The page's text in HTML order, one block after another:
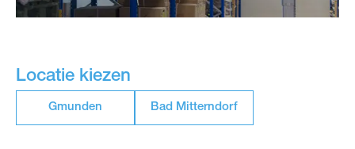
Locatie kiezen
Gmunden Bad Mitterndorf